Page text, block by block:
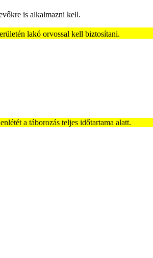
is alkalmazni kell.
lakó orvossal kell biztosítani.
a táborozás teljes időtartama alatt.